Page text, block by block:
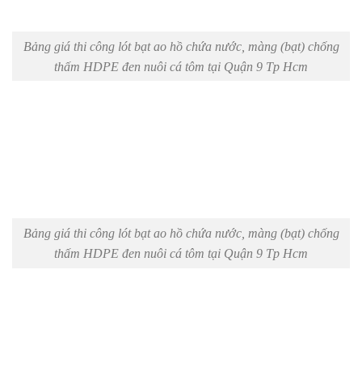
Bảng giá thi công lót bạt ao hồ chứa nước, màng (bạt) chống
thấm HDPE đen nuôi cá tôm tại Quận 9 Tp Hcm
Bảng giá thi công lót bạt ao hồ chứa nước, màng (bạt) chống
thấm HDPE đen nuôi cá tôm tại Quận 9 Tp Hcm